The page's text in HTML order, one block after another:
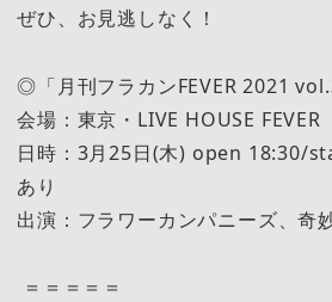
ぜひ、お見逃しなく！
◎「月刊フラカンFEVER 2021
会場：東京・LIVE HOUSE FEVER
日時：3月25日(木) open
あり
出演：フラワーカンパニーズ、奇
＝＝＝＝＝